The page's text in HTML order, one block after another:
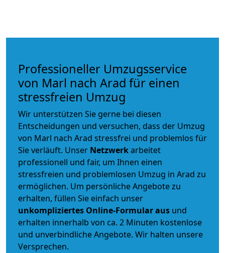
Professioneller Umzugsservice
von Marl nach Arad für einen
stressfreien Umzug
Wir unterstützen Sie gerne bei diesen
Entscheidungen und versuchen, dass der Umzug
von Marl nach Arad stressfrei und problemlos für
Sie verläuft. Unser Netzwerkarbeitet
professionell und fair, um Ihnen einen
stressfreien und problemlosen Umzug in Arad zu
ermöglichen. Um persönliche Angebote zu
erhalten, füllen Sie einfach unser
unkompliziertes Online-Formular aus und
erhalten innerhalb von ca. 2 Minuten kostenlose
und unverbindliche Angebote. Wir halten unsere
Versprechen.